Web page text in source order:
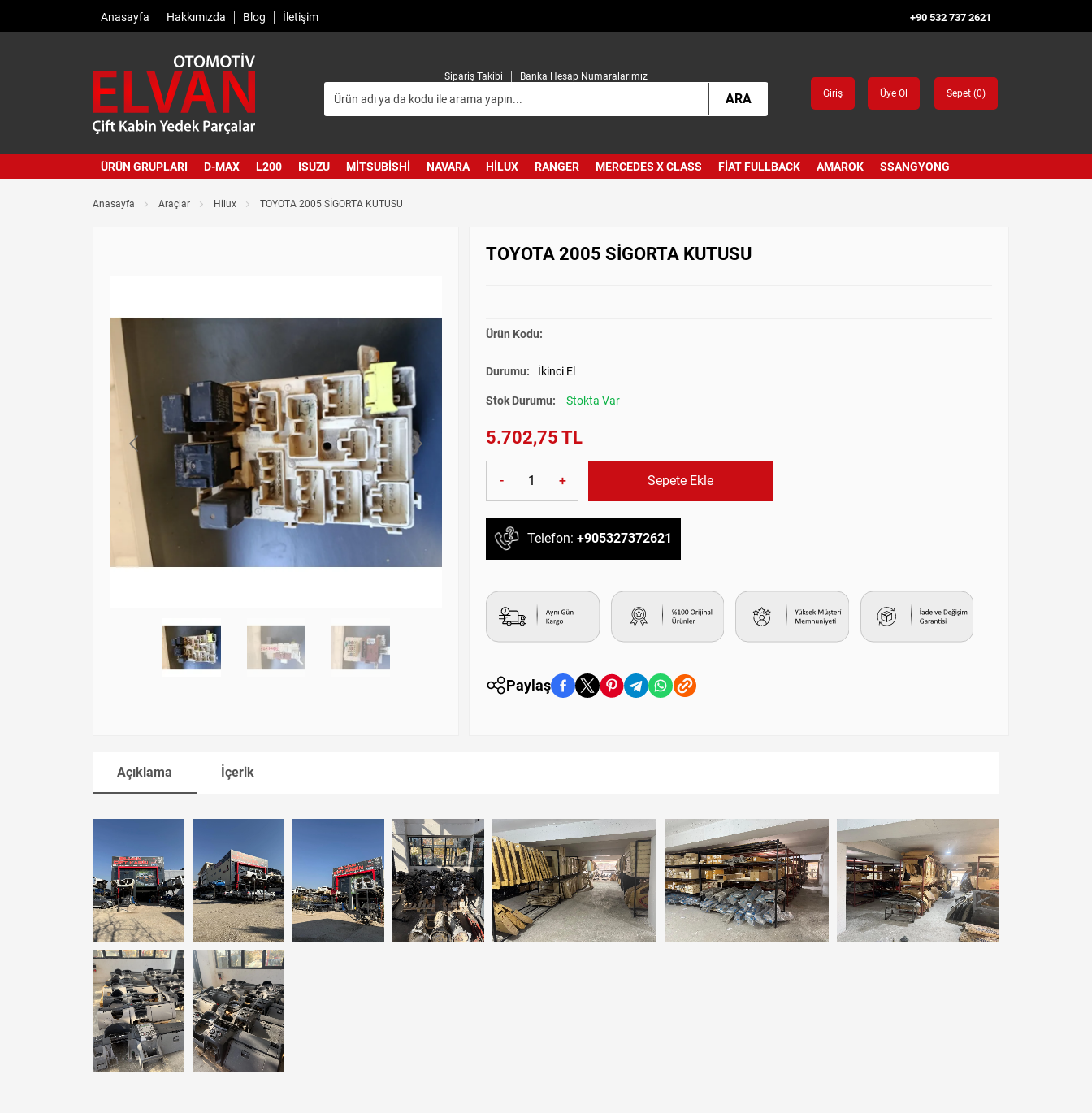
Anasayfa Hakkımızda Blog İletişim +90 532 737 2621
Sipariş Takibi Banka Hesap Numaralarımız
ARA Giriş Üye Ol Sepet (0)
ÜRÜN GRUPLARI D-MAX L200 ISUZU MITSUBISHI NAVARA HILUX RANGER MERCEDES X CLASS FIAT FULLBACK AMAROK SSANGYONG
Anasayfa Araçlar Hilux TOYOTA 2005 SİGORTA KUTUSU
TOYOTA 2005 SİGORTA KUTUSU
Ürün Kodu:
Durumu: İkinci El
Stok Durumu: Stokta Var
5.702,75 TL
- + Sepete Ekle
Telefon: +905327372621
Paylaş
Açıklama İçerik